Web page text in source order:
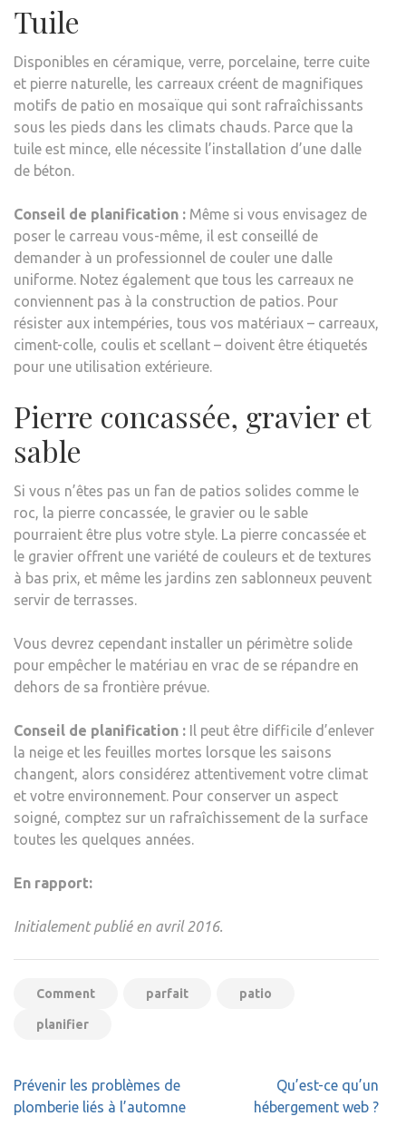
Tuile
Disponibles en céramique, verre, porcelaine, terre cuite
et pierre naturelle, les carreaux créent de magnifiques
motifs de patio en mosaïque qui sont rafraîchissants
sous les pieds dans les climats chauds. Parce que la
tuile est mince, elle nécessite l’installation d’une dalle
de béton.
Conseil de planification : Même si vous envisagez de
poser le carreau vous-même, il est conseillé de
demander à un professionnel de couler une dalle
uniforme. Notez également que tous les carreaux ne
conviennent pas à la construction de patios. Pour
résister aux intempéries, tous vos matériaux – carreaux,
ciment-colle, coulis et scellant – doivent être étiquetés
pour une utilisation extérieure.
Pierre concassée, gravier et
sable
Si vous n’êtes pas un fan de patios solides comme le
roc, la pierre concassée, le gravier ou le sable
pourraient être plus votre style. La pierre concassée et
le gravier offrent une variété de couleurs et de textures
à bas prix, et même les jardins zen sablonneux peuvent
servir de terrasses.
Vous devrez cependant installer un périmètre solide
pour empêcher le matériau en vrac de se répandre en
dehors de sa frontière prévue.
Conseil de planification : Il peut être difficile d’enlever
la neige et les feuilles mortes lorsque les saisons
changent, alors considérez attentivement votre climat
et votre environnement. Pour conserver un aspect
soigné, comptez sur un rafraîchissement de la surface
toutes les quelques années.
En rapport:
Initialement publié en avril 2016.
Comment parfait patio
planifier
Navigation
de
Prévenir les problèmes de
plomberie liés à l’automne
Qu’est-ce qu’un
hébergement web ?